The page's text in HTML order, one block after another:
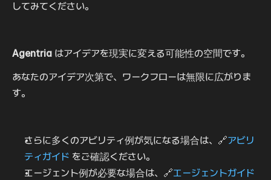
してみてください。
Agentria はアイデアを現実に変える可能性の空間です。
あなたのアイデア次第で、ワークフローは無限に広がりま
す。
さらに多くのアビリティ例が気になる場合は、🔗アビリ
ティガイド をご確認ください。
エージェント例が必要な場合は、🔗エージェントガイド